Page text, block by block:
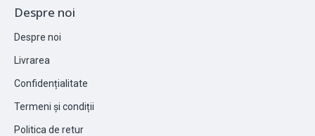
Despre noi
Despre noi
Livrarea
Confidențialitate
Termeni și condiții
Politica de retur